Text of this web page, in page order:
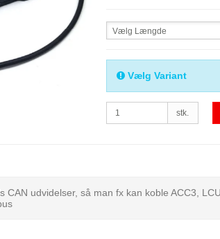
Vælg Længde
Vælg Variant
stk.
CAN udvidelser, så man fx kan koble ACC3,